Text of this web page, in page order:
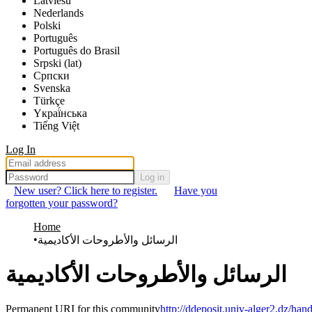
Nederlands
Polski
Português
Português do Brasil
Srpski (lat)
Српски
Svenska
Türkçe
Yкраї́нська
Tiếng Việt
Log In
Log in
New user? Click here to register.
Have you
forgotten your password?
Home
الرسائل والأطروحات الأكاديمية
الرسائل والأطروحات الأكاديمية
Permanent URI for this communityhttp://ddeposit.univ-alger2.dz/